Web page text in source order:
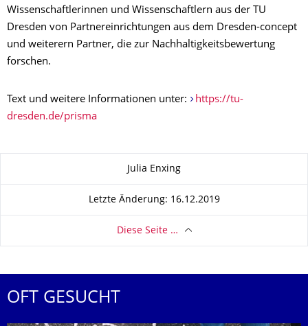
Wissenschaftlerinnen und Wissenschaftlern aus der TU
Dresden von Partnereinrichtungen aus dem Dresden-concept
und weiterern Partner, die zur Nachhaltigkeitsbewertung
forschen.
Text und weitere Informationen unter:
https://tu-
dresden.de/prisma
Julia Enxing
Letzte Änderung: 16.12.2019
Diese Seite …
OFT GESUCHT